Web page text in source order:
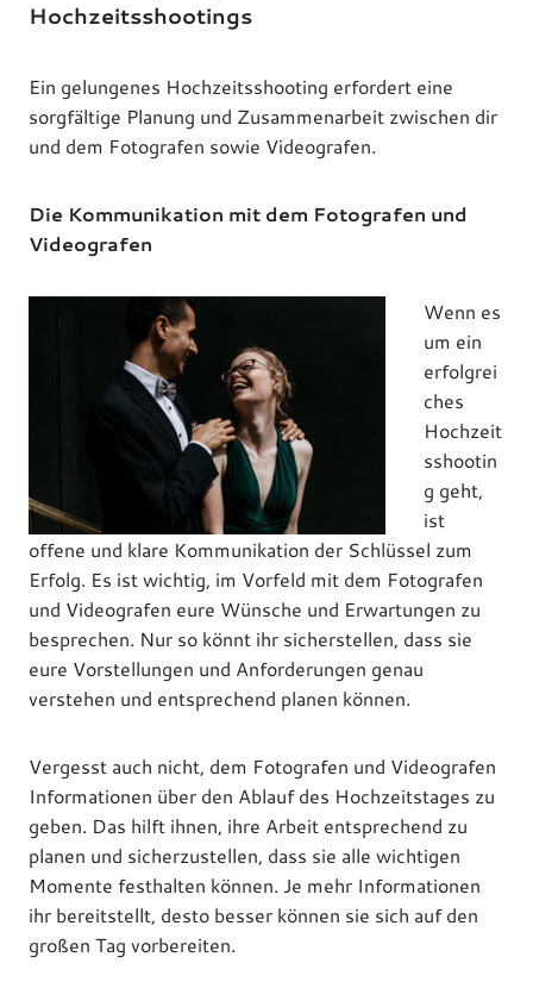
Hochzeitsshootings
Ein gelungenes Hochzeitsshooting erfordert eine
sorgfältige Planung und Zusammenarbeit zwischen dir
und dem Fotografen sowie Videografen.
Die Kommunikation mit dem Fotografen und
Videografen
Wenn es
um ein
erfolgrei
ches
Hochzeit
sshootin
g geht,
ist
offene und klare Kommunikation der Schlüssel zum
Erfolg. Es ist wichtig, im Vorfeld mit dem Fotografen
und Videografen eure Wünsche und Erwartungen zu
besprechen. Nur so könnt ihr sicherstellen, dass sie
eure Vorstellungen und Anforderungen genau
verstehen und entsprechend planen können.
Vergesst auch nicht, dem Fotografen und Videografen
Informationen über den Ablauf des Hochzeitstages zu
geben. Das hilft ihnen, ihre Arbeit entsprechend zu
planen und sicherzustellen, dass sie alle wichtigen
Momente festhalten können. Je mehr Informationen
ihr bereitstellt, desto besser können sie sich auf den
großen Tag vorbereiten.